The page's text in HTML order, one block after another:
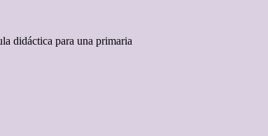
didáctica para una primaria